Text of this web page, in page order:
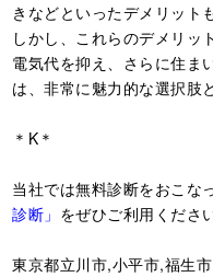
きなどといったデメリット
しかし、これらのデメリッ
電気代を抑え、さらに住ま
は、非常に魅力的な選択肢
＊K＊
当社では無料診断をおこな
診断」 をぜひご利用ください
東京都立川市,小平市,福生